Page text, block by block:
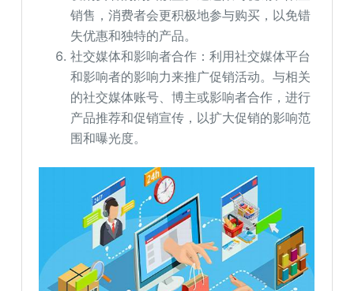
销售，消费者会更积极地参与购买，以免错
失优惠和独特的产品。
社交媒体和影响者合作：利用社交媒体平台
和影响者的影响力来推广促销活动。与相关
的社交媒体账号、博主或影响者合作，进行
产品推荐和促销宣传，以扩大促销的影响范
围和曝光度。